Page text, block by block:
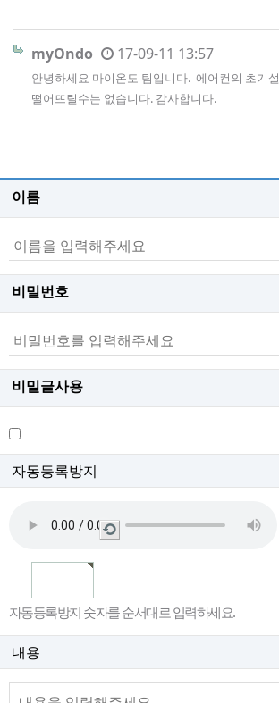
myOndo 17-09-11 13:57
안녕하세요 마이온도 팀입니다. 에어컨의 초기
떨어뜨릴수는 없습니다. 감사합니다.
이름
비밀번호
비밀글사용
자동등록방지
새
자동등록방지 숫자를 순서대로 입력하세요.
내용